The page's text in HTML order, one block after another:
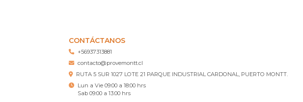
CONTÁCTANOS
+56937313881
contacto@provemontt.cl
RUTA 5 SUR 1027 LOTE 21 PARQUE INDUSTRIAL CARDONAL, PUERTO MONTT.
Lun a Vie 09:00 a 18:00 hrs
Sab 09:00 a 13:00 hrs